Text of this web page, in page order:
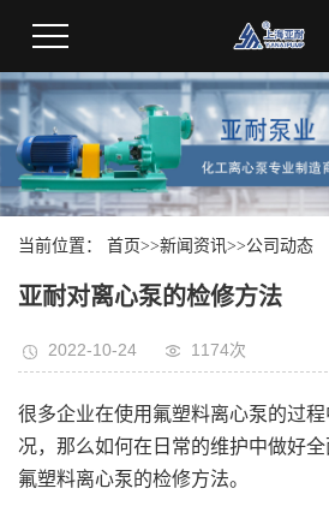
当前位置： 首页>>新闻资讯>>公司动态
亚耐对离心泵的检修方法
2022-10-24 1174次
很多企业在使用氟塑料离心泵的过
况，那么如何在日常的维护中做好
氟塑料离心泵的检修方法。